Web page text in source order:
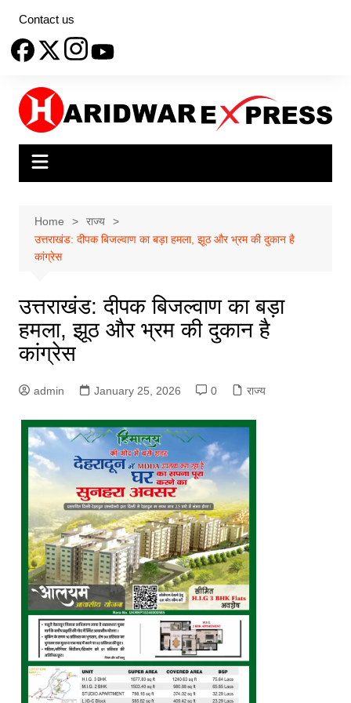
content
Contact us
Home
राज्य
उत्तराखंड: दीपक बिजल्वाण का बड़ा हमला, झूठ और भ्रम की दुकान है
कांग्रेस
उत्तराखंड: दीपक बिजल्वाण का बड़ा
हमला, झूठ और भ्रम की दुकान है
कांग्रेस
admin January 25, 2026 0 राज्य